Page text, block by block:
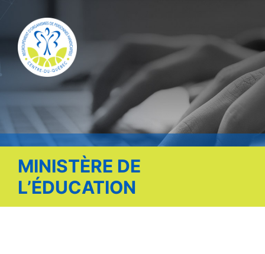
Offre d’emploi
Facebook
MINISTÈRE DE
L’ÉDUCATION